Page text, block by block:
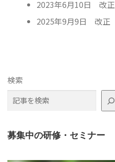
2023年6月10日 改正
2025年9月9日 改正
検索
募集中の研修・セミナー